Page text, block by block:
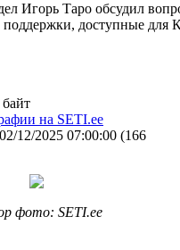
Игорь Таро обсудил
поддержки, доступные для
на SETI.ee
12/2025 07:00:00 (166
фото: SETI.ee